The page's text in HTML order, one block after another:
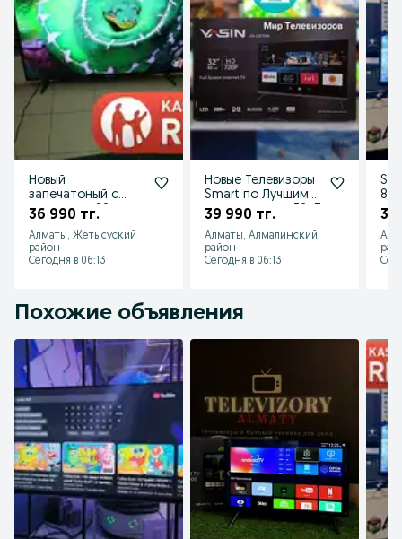
Новый
запечатоный с
гарантией 80см
hdmi не смарт
36 990 тг.
Алматы, Жетысуский
район
Сегодня в 06:13
Новые Телевизоры
Smart по Лучшим
ценам модель 32е7
39 990 тг.
Алматы, Алмалинский
район
Сегодня в 06:13
по
39
Похожие объявления